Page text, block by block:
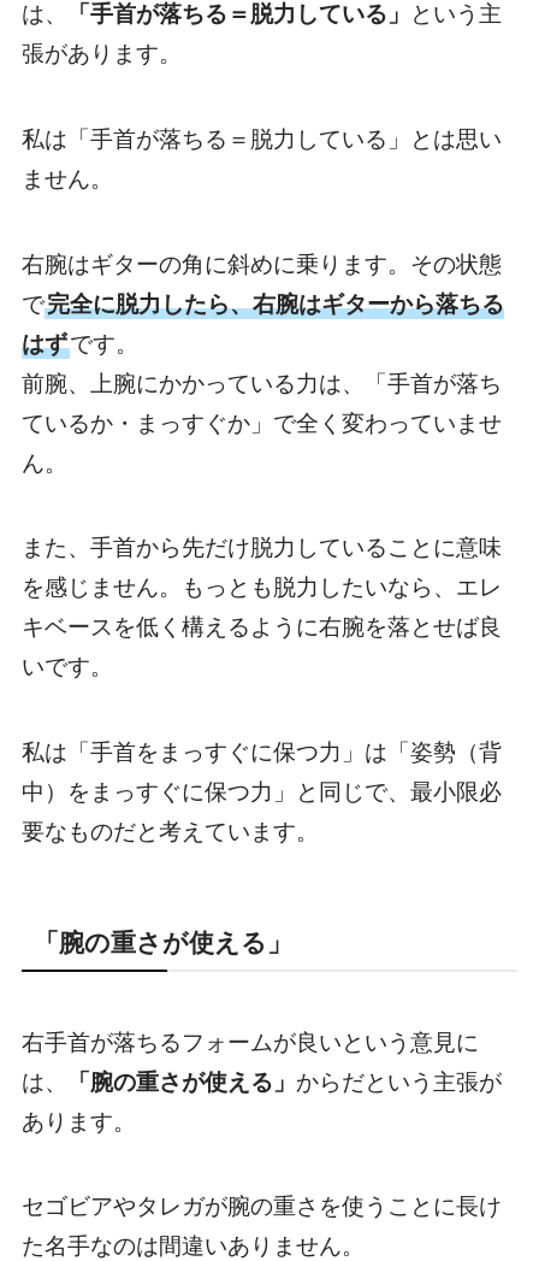
は、
「手首が落ちる＝脱力している」
という主
張があります。
私は「手首が落ちる＝脱力している」とは思い
ません。
右腕はギターの角に斜めに乗ります。その状態
で完全に脱力したら、右腕はギターから落ちる
はずです。
前腕、上腕にかかっている力は、「手首が落ち
ているか・まっすぐか」で全く変わっていませ
ん。
また、手首から先だけ脱力していることに意味
を感じません。もっとも脱力したいなら、エレ
キベースを低く構えるように右腕を落とせば良
いです。
私は 「手首をまっすぐに保つ力」は「姿勢（背
中）をまっすぐに保つ力」と同じで、最小限必
要なものだと考えています。
「腕の重さが使える」
右手首が落ちるフォームが良いという意見に
は、
「腕の重さが使える」 からだという主張が
あります。
セゴビアやタレガが腕の重さを使うことに長け
た名手なのは間違いありません。